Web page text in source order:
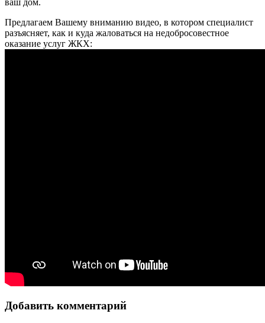
Предлагаем Вашему вниманию видео, в котором специалист
разъясняет, как и куда жаловаться на недобросовестное
оказание услуг ЖКХ:
Добавить комментарий